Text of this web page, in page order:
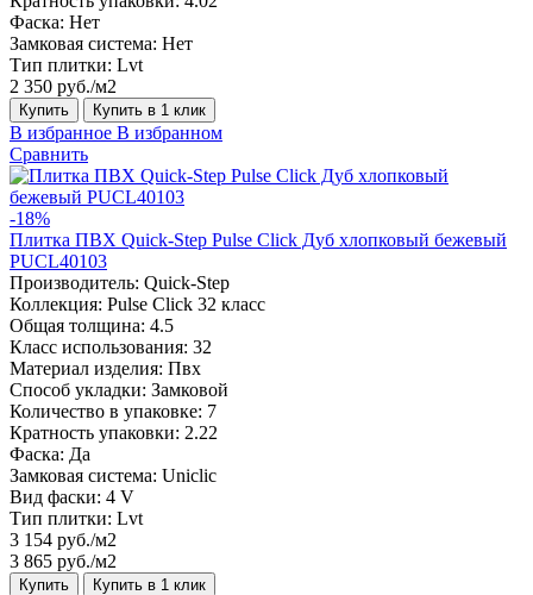
Фаска: Нет
Замковая система: Нет
Тип плитки: Lvt
2 350 руб./м2
Купить Купить в 1 клик
В избранное В избранном
Сравнить
-18%
Плитка ПВХ Quick-Step Pulse Click Дуб хлопковый бежевый
PUCL40103
Производитель: Quick-Step
Коллекция: Pulse Click 32 класс
Общая толщина: 4.5
Класс использования: 32
Материал изделия: Пвх
Способ укладки: Замковой
Количество в упаковке: 7
Кратность упаковки: 2.22
Фаска: Да
Замковая система: Uniclic
Вид фаски: 4 V
Тип плитки: Lvt
3 154 руб./м2
3 865 руб./м2
Купить Купить в 1 клик